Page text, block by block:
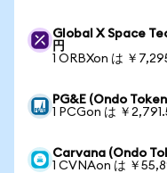
Global X Space
円
1 ORBXon は ￥
PG&E (Ondo
1 PCGon は ￥
Carvana (Ondo
1 CVNAon は ￥